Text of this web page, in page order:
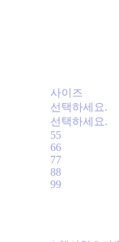
사이즈
선택하세요.
선택하세요.
55
66
77
88
99